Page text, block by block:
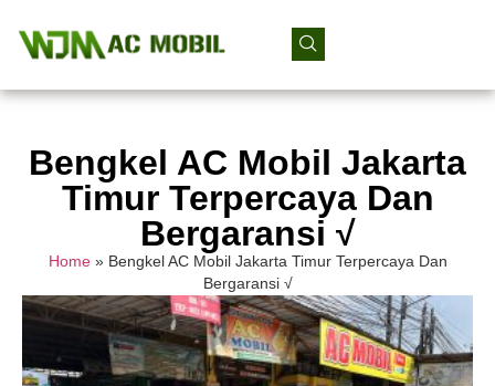
Bengkel AC Mobil Jakarta
Timur Terpercaya Dan
Bergaransi √
Home» Bengkel AC Mobil Jakarta Timur Terpercaya Dan
Bergaransi √